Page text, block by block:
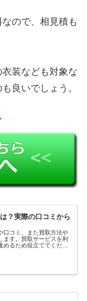
ので、相見積も
装なども対象な
良いでしょう。
？実際の口コミから
口コミ、また買取方法や
ます。買取サービスを利
るため役立ててくださ